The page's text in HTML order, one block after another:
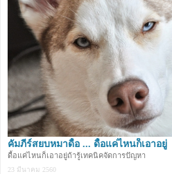
คัมภีร์สยบหมาดื้อ ... ดื้อแค่ไหนก็เอาอยู่
ดื้อแค่ไหนก็เอาอยู่ถ้ารู้เทคนิคจัดการปัญหา
23 มีนาคม 2560